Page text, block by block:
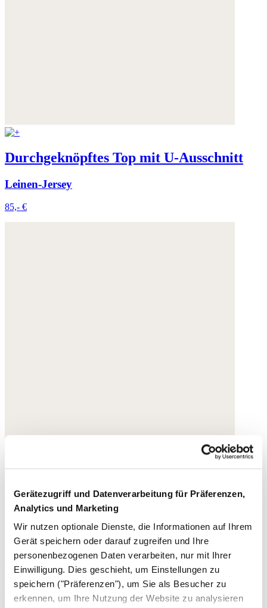
Gerätezugriff und Datenverarbeitung für Präferenzen,
Analytics und Marketing
Wir nutzen optionale Dienste, die Informationen auf Ihrem
Gerät speichern oder darauf zugreifen und Ihre
personenbezogenen Daten verarbeiten, nur mit Ihrer
Einwilligung. Dies geschieht, um Einstellungen zu
speichern ("Präferenzen"), um Sie als Besucher zu
erkennen, um Ihre Nutzung der Website zu analysieren
Durchgeknöpftes Top mit U-Ausschnitt
Leinen-Jersey
85,- €
Espadrilles mit gekreuzter Front